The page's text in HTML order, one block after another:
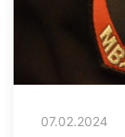
07.02.2024